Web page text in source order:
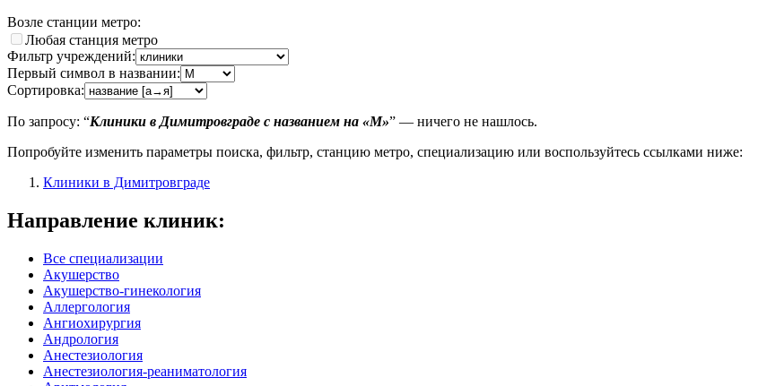
Возле станции метро:
Любая станция метро
Фильтр учреждений:
Первый символ в названии:
Сортировка:
По запросу: “Клиники в Димитровграде с названием на «M»” — ничего не нашлось.
Попробуйте изменить параметры поиска, фильтр, станцию метро, специализацию или воспользуйтесь ссылками ниже:
Клиники в Димитровграде
Направление клиник:
Все специализации
Акушерство
Акушерство-гинекология
Аллергология
Ангиохирургия
Андрология
Анестезиология
Анестезиология-реаниматология